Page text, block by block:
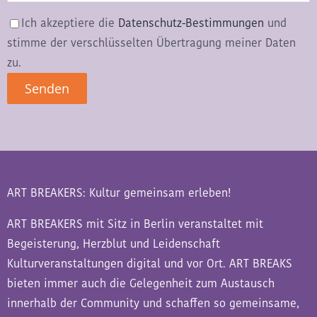
Ich akzeptiere die Datenschutz-Bestimmungen und
stimme der verschlüsselten Übertragung meiner Daten
zu.
ART BREAKERS: Kultur gemeinsam erleben!
ART BREAKERS mit Sitz in Berlin veranstaltet mit
Begeisterung, Herzblut und Leidenschaft
Kulturveranstaltungen digital und vor Ort. ART BREAKS
bieten immer auch die Gelegenheit zum Austausch
innerhalb der Community und schaffen so gemeinsame,